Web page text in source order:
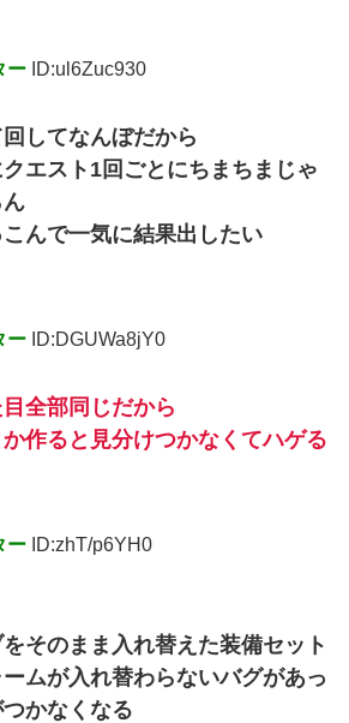
ー ID:ul6Zuc930
してなんぼだから
エスト1回ごとにちまちまじゃ
んで一気に結果出したい
ー ID:DGUWa8jY0
全部同じだから
作ると見分けつかなくてハゲる
ー ID:zhT/p6YH0
そのまま入れ替えた装備セット
ムが入れ替わらないバグがあっ
かなくなる